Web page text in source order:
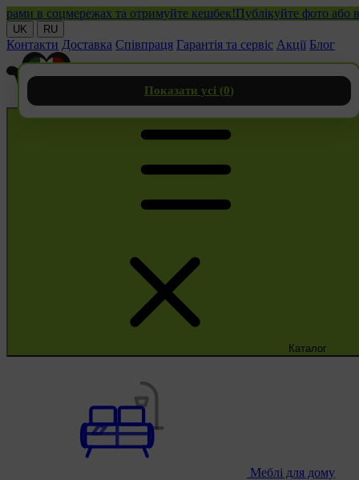
в соцмережах та отримуйте кешбек!Публікуйте фото або
UK RU
Контакти Доставка Співпраця Гарантія та сервіс Акції Блог
Каталог
Меблі для дому
Показати усі (0)